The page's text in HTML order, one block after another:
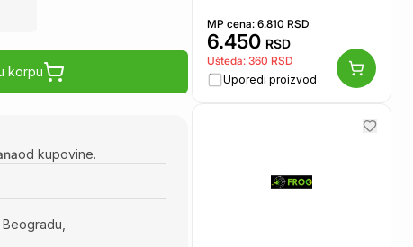
korpu
od kupovine.
MP cena: 6.810 RSD
6.450 RSD
Ušteda: 360 RSD
Uporedi proizvod